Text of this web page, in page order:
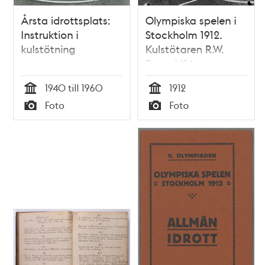
Årsta idrottsplats:
Instruktion i
kulstötning
Tid
1940 till 1960
Typ
Foto
Olympiska spelen i
Stockholm 1912.
Kulstötaren R.W.
Rose, USA
Tid
1912
Typ
Foto